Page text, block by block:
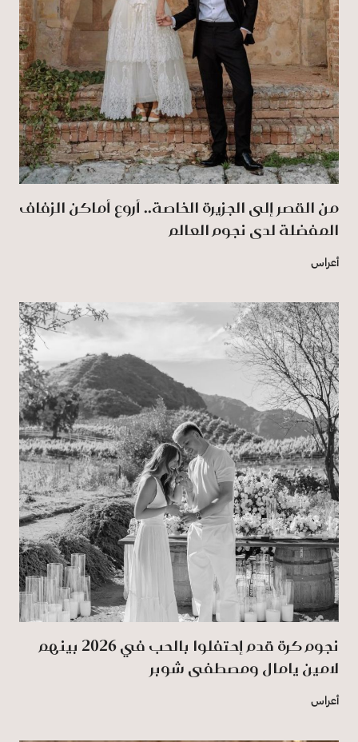
من القصر إلى الجزيرة الخاصة.. أروع أماكن الزفاف
المفضلة لدى نجوم العالم
أعراس
نجوم كرة قدم إحتفلوا بالحب في 2026 بينهم
لامين يامال ومصطفى شوبر
أعراس